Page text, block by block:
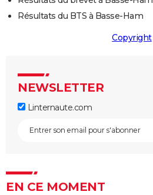
Résultats du BTS à Basse-Ham
Copyright
NEWSLETTER
Linternaute.com
EN CE MOMENT